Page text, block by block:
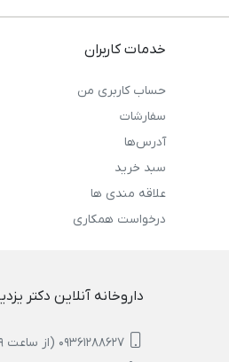
خدمات کاربران
حساب کاربری من
سفارشات
آدرس‌ها
سبد خرید
علاقه مندی ها
درخواست همکاری
داروخانه آنلاین دکتر
09361288627 (از ساعت 9 تا 17)